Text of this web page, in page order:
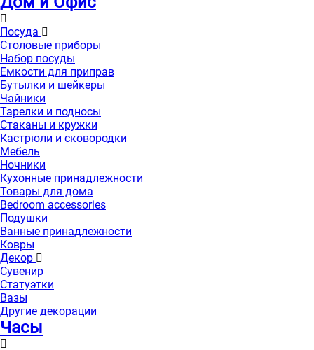
Посуда
Столовые приборы
Набор посуды
Емкости для приправ
Бутылки и шейкеры
Чайники
Тарелки и подносы
Стаканы и кружки
Кастрюли и сковородки
Мебель
Ночники
Кухонные принадлежности
Товары для дома
Bedroom accessories
Подушки
Ванные принадлежности
Ковры
Декор
Сувенир
Статуэтки
Вазы
Другие декорации
Часы